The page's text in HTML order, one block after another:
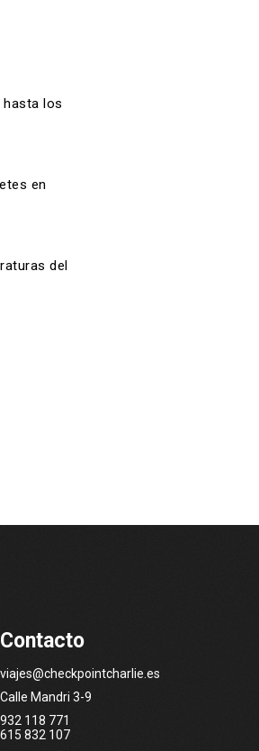
hasta los
en
del
Contacto
viajes@checkpointcharlie.es
Calle Mandri 3-9
932 118 771
615 832 107